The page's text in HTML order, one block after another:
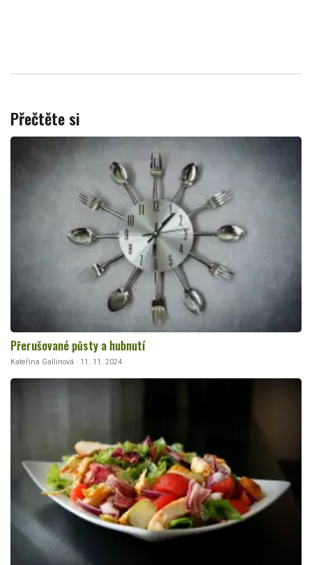
Přečtěte si
Přerušované půsty a hubnutí
Kateřina Gallinová · 11. 11. 2024